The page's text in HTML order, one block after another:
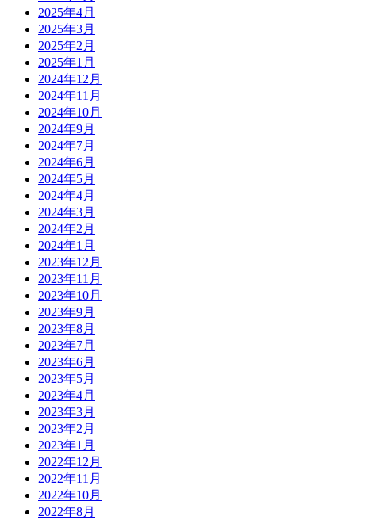
2025年4月
2025年3月
2025年2月
2025年1月
2024年12月
2024年11月
2024年10月
2024年9月
2024年7月
2024年6月
2024年5月
2024年4月
2024年3月
2024年2月
2024年1月
2023年12月
2023年11月
2023年10月
2023年9月
2023年8月
2023年7月
2023年6月
2023年5月
2023年4月
2023年3月
2023年2月
2023年1月
2022年12月
2022年11月
2022年10月
2022年8月